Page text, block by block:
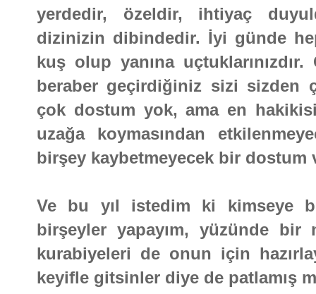
yerdedir, özeldir, ihtiyaç
dizinizin dibindedir. İyi günde
kuş olup yanına
beraber geçirdiğiniz sizi sizden
çok dostum yok, ama en
uzağa koymasından
birşey kaybetmeyecek bir dostum
Ve bu yıl istedim ki kimseye
birşeyler yapayım, yüzünde bir
kurabiyeleri de onun için
keyifle gitsinler diye de patlamış